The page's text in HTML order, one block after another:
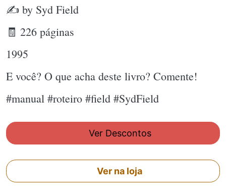
✍ by Syd Field
🧾 226 páginas
1995
E você? O que acha deste livro? Comente!
#manual #roteiro #field #SydField
Ver Descontos
Ver na loja